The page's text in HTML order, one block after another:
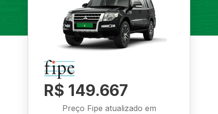
R$ 149.667
Preço Fipe atualizado em